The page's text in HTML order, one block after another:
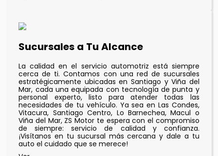
Sucursales a Tu Alcance
La calidad en el servicio automotriz está siempre
cerca de ti. Contamos con una red de sucursales
estratégicamente ubicadas en Santiago y Viña del
Mar, cada una equipada con tecnología de punta y
personal experto, listo para atender todas las
necesidades de tu vehículo. Ya sea en Las Condes,
Vitacura, Santiago Centro, Lo Barnechea, Macul o
Viña del Mar, ZS Motor te espera con el compromiso
de siempre: servicio de calidad y confianza.
¡Visítanos en tu sucursal más cercana y dale a tu
auto el cuidado que se merece!